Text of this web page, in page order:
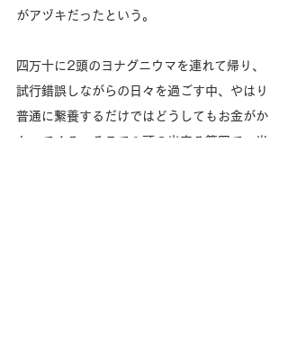
がアヅキだったという。
四万十に2頭のヨナグニウマを連れて帰り、
試行錯誤しながらの日々を過ごす中、やはり
普通に繋養するだけではどうしてもお金がか
かってくる。そこで２頭の出来る範囲で、尚